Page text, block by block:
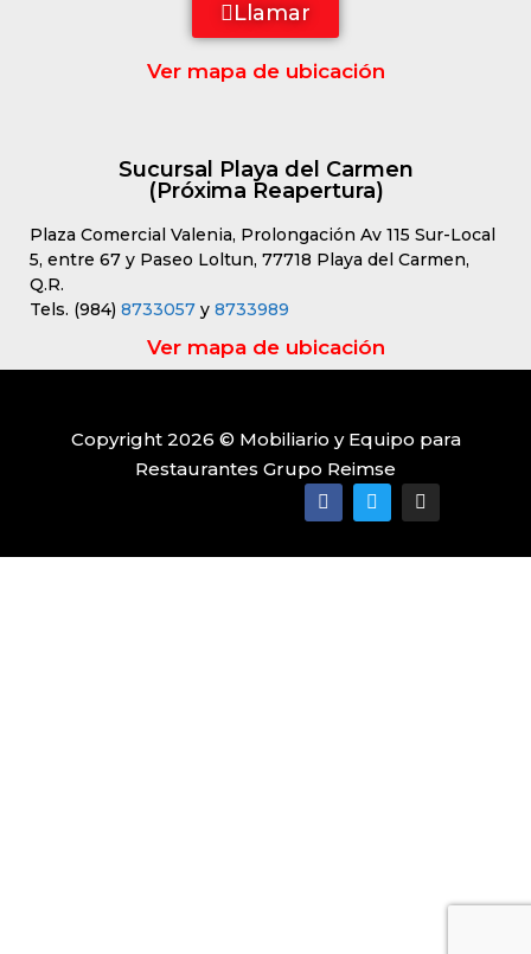
Llamar
Ver mapa de ubicación
Sucursal Playa del Carmen
(Próxima Reapertura)
Plaza Comercial Valenia, Prolongación Av 115 Sur-Local
5, entre 67 y Paseo Loltun, 77718 Playa del Carmen,
Q.R.
Tels. (984) 8733057 y 8733989
Ver mapa de ubicación
Copyright 2026 © Mobiliario y Equipo para
Restaurantes Grupo Reimse